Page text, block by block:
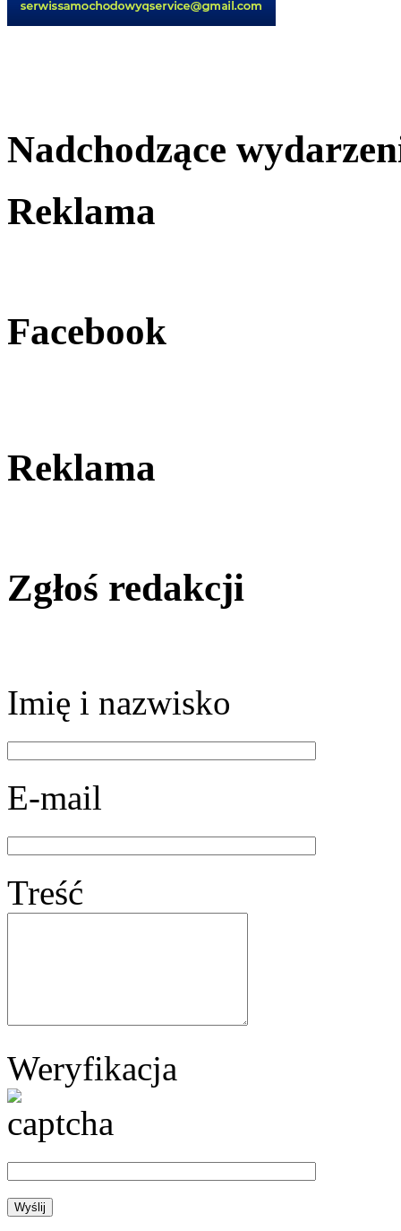
Nadchodzące
Reklama
Facebook
Reklama
Zgłoś redakcji
Imię i nazwisko
E-mail
Treść
Weryfikacja